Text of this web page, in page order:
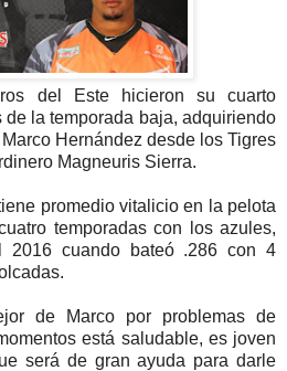
del Este hicieron su cuarto
la temporada baja, adquiriendo
Hernández desde los Tigres
Magneuris Sierra.
promedio vitalicio en la pelota
temporadas con los azules,
2016 cuando bateó .286 con 4
de Marco por problemas de
está saludable, es joven
será de gran ayuda para darle